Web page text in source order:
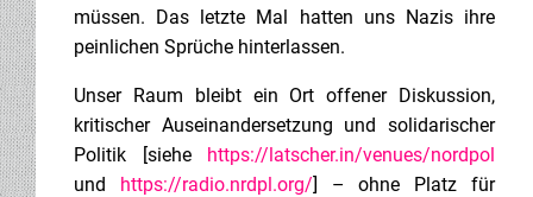
müssen. Das letzte Mal hatten uns Nazis ihre
peinlichen Sprüche hinterlassen.
Unser Raum bleibt ein Ort offener Diskussion,
kritischer Auseinandersetzung und solidarischer
Politik [siehe https://latscher.in/venues/nordpol
und https://radio.nrdpl.org/] – ohne Platz für